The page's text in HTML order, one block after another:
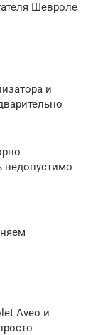
Шевроле
и
недопустимо
Aveo и